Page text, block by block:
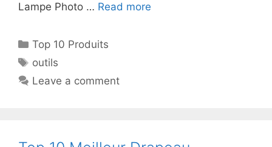
Lampe Photo … Read more
Top 10 Produits
outils
Leave a comment